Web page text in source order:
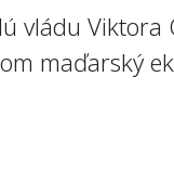
vládu Viktora
maďarský